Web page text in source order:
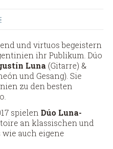
und virtuos begeistern
ihr Publikum. Dúo
Luna (Gitarre) &
und Gesang). Sie
zu den besten
spielen Dúo Luna-
an klassischen und
auch eigene